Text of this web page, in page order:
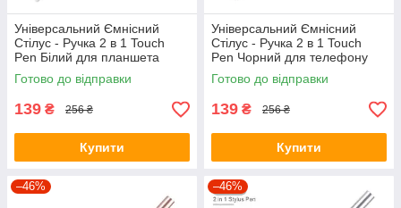
Універсальний Ємнісний
Стілус - Ручка 2 в 1 Touch
Pen Білий для планшета
сенсорного екрану
Готово до відправки
139 ₴ 256 ₴
Купити
Універсальний Ємнісний
Стілус - Ручка 2 в 1 Touch
Pen Чорний для телефону
сенсорного екрана
Готово до відправки
139 ₴ 256 ₴
Купити
–46% –46%